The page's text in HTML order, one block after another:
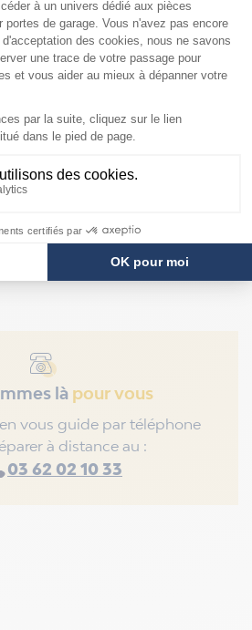
là pour vous
vous guide par téléphone
à distance au :
03 62 02 10 33